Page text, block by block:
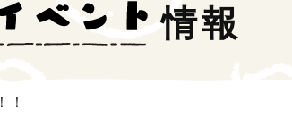
情報